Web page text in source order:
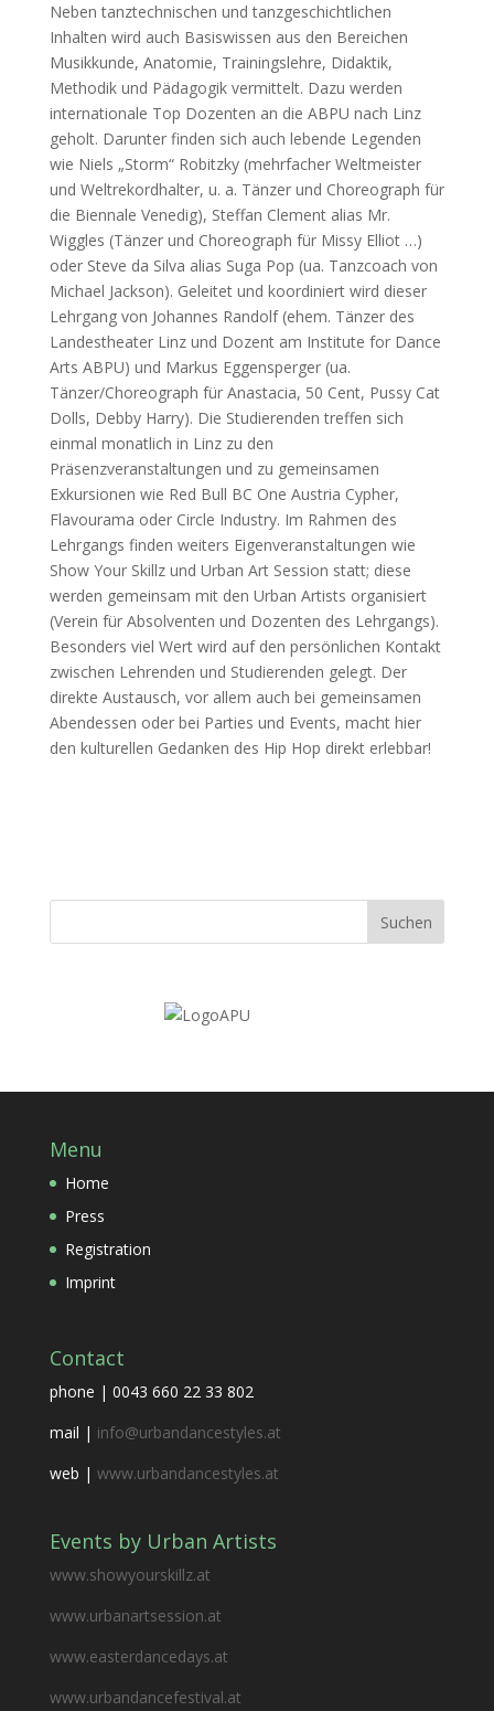
Neben tanztechnischen und tanzgeschichtlichen
Inhalten wird auch Basiswissen aus den Bereichen
Musikkunde, Anatomie, Trainingslehre, Didaktik,
Methodik und Pädagogik vermittelt. Dazu werden
internationale Top Dozenten an die ABPU nach Linz
geholt. Darunter finden sich auch lebende Legenden
wie Niels „Storm“ Robitzky (mehrfacher Weltmeister
und Weltrekordhalter, u. a. Tänzer und Choreograph für
die Biennale Venedig), Steffan Clement alias Mr.
Wiggles (Tänzer und Choreograph für Missy Elliot …)
oder Steve da Silva alias Suga Pop (ua. Tanzcoach von
Michael Jackson). Geleitet und koordiniert wird dieser
Lehrgang von Johannes Randolf (ehem. Tänzer des
Landestheater Linz und Dozent am Institute for Dance
Arts ABPU) und Markus Eggensperger (ua.
Tänzer/Choreograph für Anastacia, 50 Cent, Pussy Cat
Dolls, Debby Harry). Die Studierenden treffen sich
einmal monatlich in Linz zu den
Präsenzveranstaltungen und zu gemeinsamen
Exkursionen wie Red Bull BC One Austria Cypher,
Flavourama oder Circle Industry. Im Rahmen des
Lehrgangs finden weiters Eigenveranstaltungen wie
Show Your Skillz und Urban Art Session statt; diese
werden gemeinsam mit den Urban Artists organisiert
(Verein für Absolventen und Dozenten des Lehrgangs).
Besonders viel Wert wird auf den persönlichen Kontakt
zwischen Lehrenden und Studierenden gelegt. Der
direkte Austausch, vor allem auch bei gemeinsamen
Abendessen oder bei Parties und Events, macht hier
den kulturellen Gedanken des Hip Hop direkt erlebbar!
Menu
Home
Press
Registration
Imprint
Contact
phone | 0043 660 22 33 802
mail | info@urbandancestyles.at
web | www.urbandancestyles.at
Events by Urban Artists
www.showyourskillz.at
www.urbanartsession.at
www.easterdancedays.at
www.urbandancefestival.at